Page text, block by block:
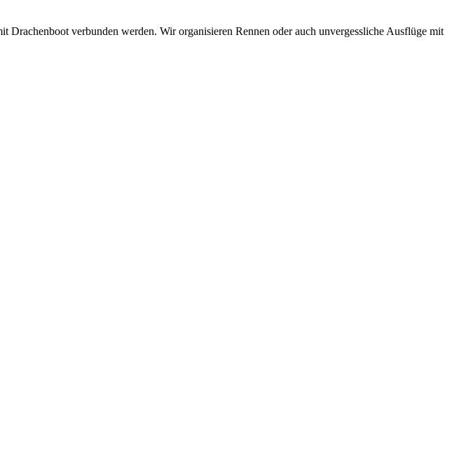
verbunden werden. Wir organisieren Rennen oder auch unvergessliche Ausflüge mit